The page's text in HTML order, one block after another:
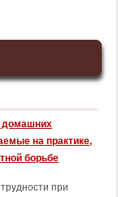
домашних
на практике,
борьбе
при